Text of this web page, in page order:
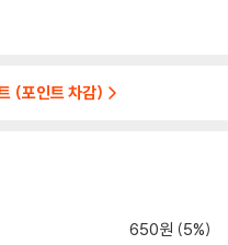
(포인트 차감)
650원 (5%)